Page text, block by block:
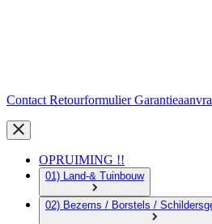
Contact Retourformulier
OPRUIMING !!
01) Land-& Tuinbouw
02) Bezems / Borstels /